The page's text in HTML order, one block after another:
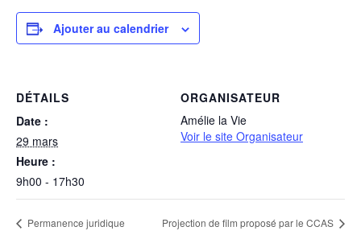
Ajouter au calendrier
DÉTAILS
Date :
29 mars
Heure :
9h00 - 17h30
ORGANISATEUR
Amélie la Vie
Voir le site Organisateur
Permanence juridique Projection de film proposé par le CCAS